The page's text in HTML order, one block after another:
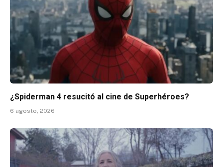
¿Spiderman 4 resucitó al cine de Superhéroes?
6 agosto, 2026